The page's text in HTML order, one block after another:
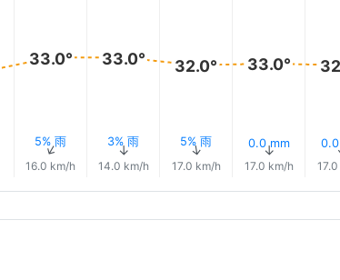
33.0°
5% 雨
↑
16.0 km/h
33.0°
3% 雨
↑
14.0 km/h
32.0°
5% 雨
↑
17.0 km/h
33.0°
0.0 mm
↑
17.0 km/h